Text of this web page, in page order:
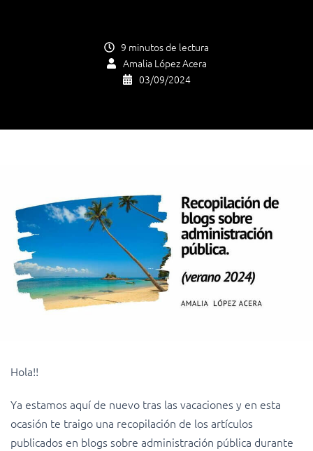
9 minutos de lectura
Amalia López Acera
03/09/2024
Hola!!
Ya estamos aquí de nuevo tras las vacaciones y en esta
ocasión te traigo una recopilación de los artículos
publicados en blogs sobre administración pública durante